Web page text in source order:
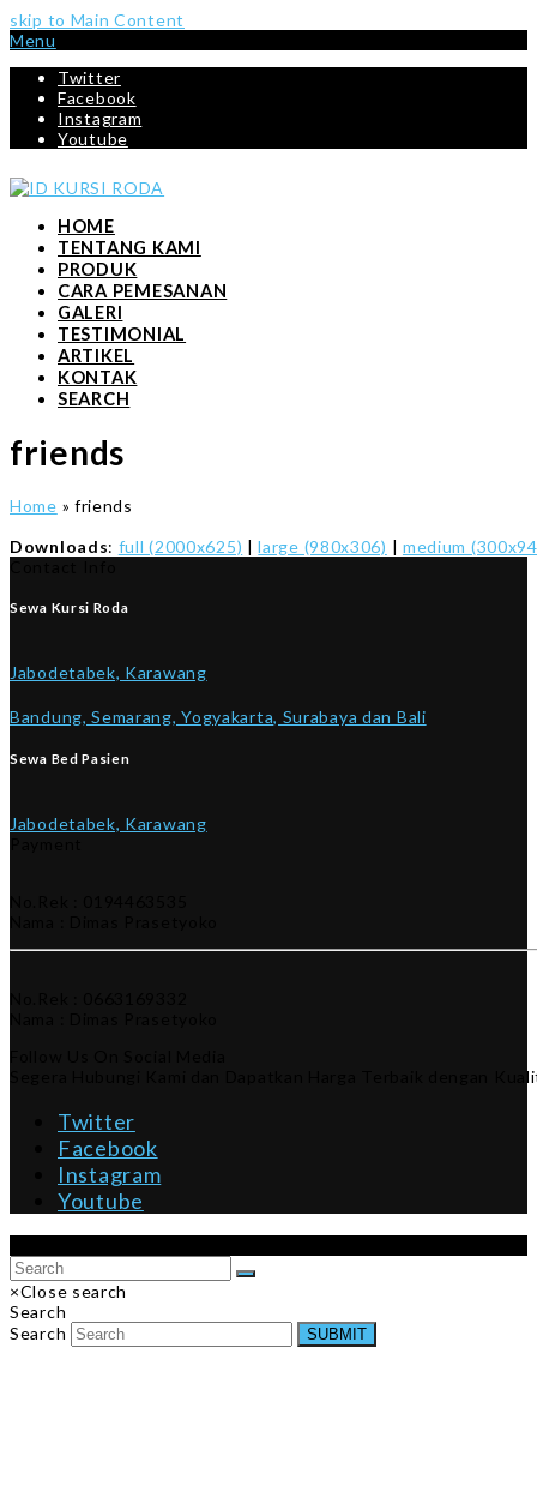
skip to Main Content
Menu
Twitter
Facebook
Instagram
Youtube
HOME
TENTANG KAMI
PRODUK
CARA PEMESANAN
GALERI
TESTIMONIAL
ARTIKEL
KONTAK
SEARCH
friends
Home » friends
Downloads: full (2000x625) |large (980x306) | medium
Sewa Kursi Roda
Jabodetabek, Karawang
Bandung, Semarang, Yogyakarta, Surabaya dan Bali
Sewa Bed Pasien
Jabodetabek, Karawang
Segera Hubungi Kami dan Dapatkan Harga Terbaik dengan
Twitter
Facebook
Instagram
Youtube
×Close search
Search
Search
SUBMIT